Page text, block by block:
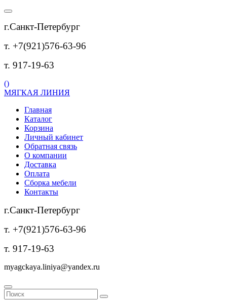
г.Санкт-Петербург
т. +7(921)576-63-96
т. 917-19-63
()
МЯГКАЯ ЛИНИЯ
Главная
Каталог
Корзина
Личный кабинет
Обратная связь
О компании
Доставка
Оплата
Сборка мебели
Контакты
г.Санкт-Петербург
т. +7(921)576-63-96
т. 917-19-63
myagckaya.liniya@yandex.ru